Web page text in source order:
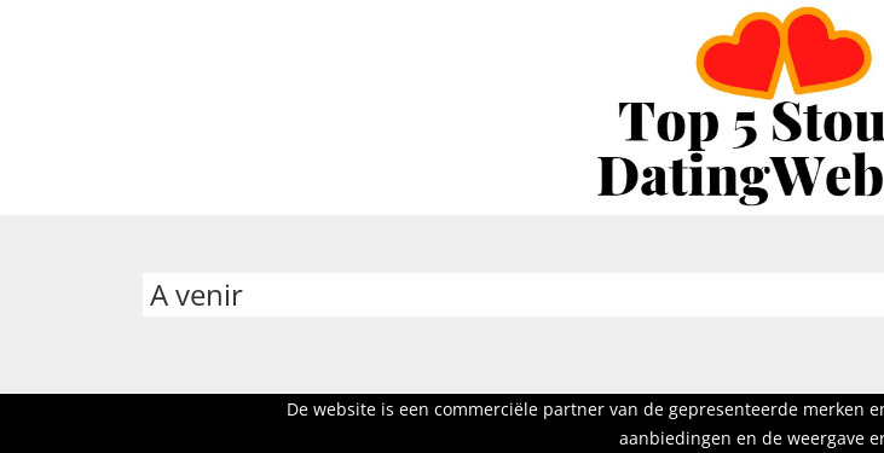
A venir
De website is een commerciële partner van de gepresenteerde merken
aanbiedingen en de weergave